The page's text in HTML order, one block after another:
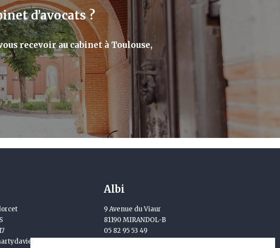
d’avocats ?
recevoir au cabinet à Toulouse,
Albi
9 Avenue du Viaur
81190 MIRANDOL-B
05 82 95 53 49